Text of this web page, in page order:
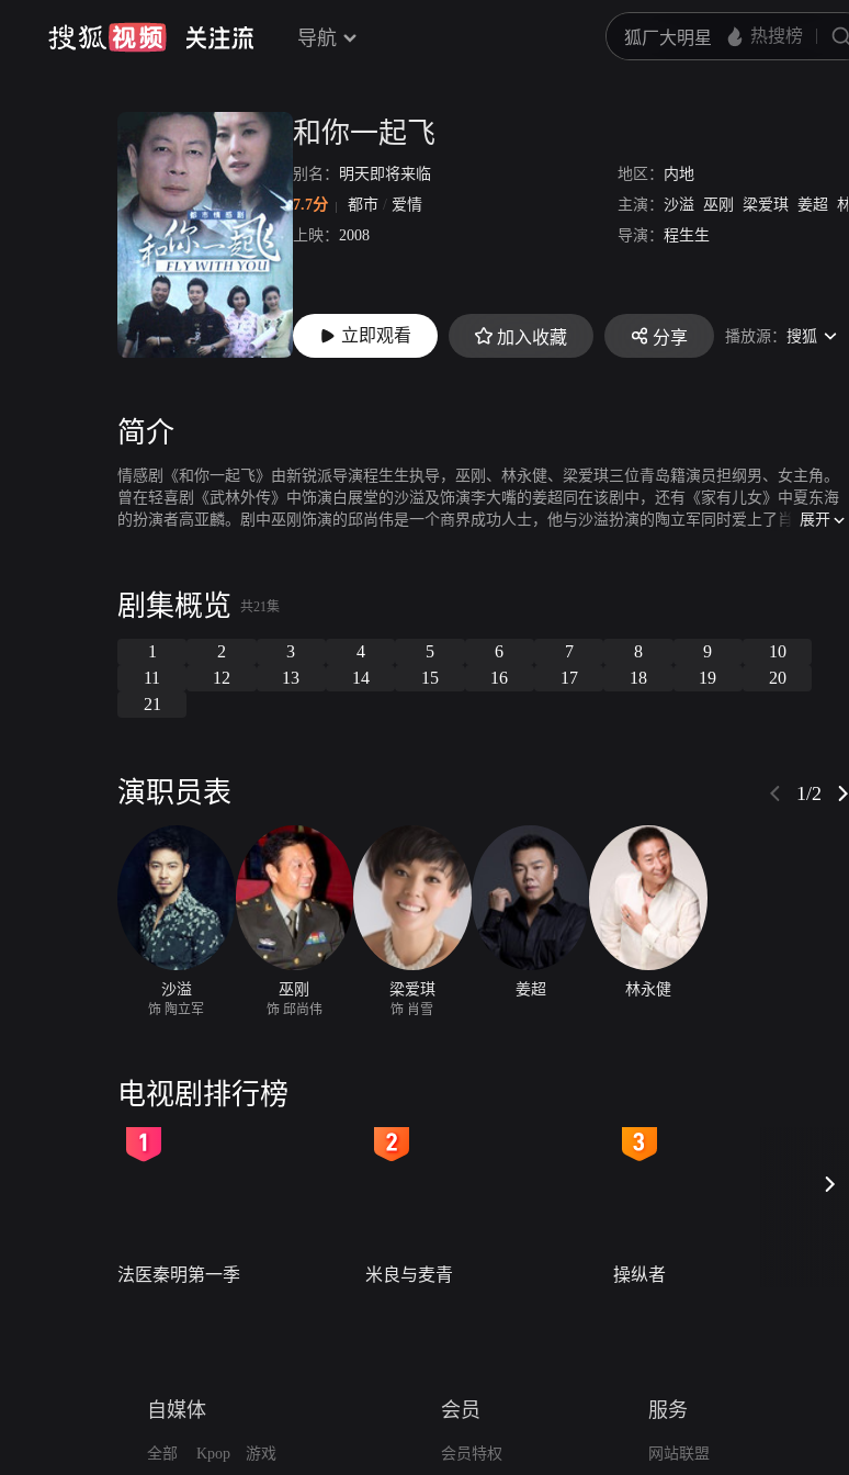
导航
和你一起飞
别名： 明天即将来临 地区： 内地
7.7分
都市 / 爱情 主演： 沙溢 巫刚 梁爱琪 姜超 林永健
上映： 2008 导演： 程生生
立即观看 加入收藏 分享 播放源： 搜狐
简介
情感剧《和你一起飞》由新锐派导演程生生执导，巫刚、林永健、梁爱琪三位青岛籍演员担纲男、女主角。
曾在轻喜剧《武林外传》中饰演白展堂的沙溢及饰演李大嘴的姜超同在该剧中，还有《家有儿女》中夏东海
的扮演者高亚麟。剧中巫刚饰演的邱尚伟是一个商界成功人士，他与沙溢扮演的陶立军同时爱上了肖雪(梁爱
展开
剧集概览 共21集
1 2 3 4 5 6 7 8 9
10
11
12 13 14 15 16 17 18 19
20
21
演职员表 1/2
沙溢
饰 陶立军
巫刚
饰 邱尚伟
梁爱琪
饰 肖雪
姜超 林永健
电视剧排行榜
法医秦明第一季 米良与麦青 操纵者
自媒体
全部 Kpop 游戏
会员
会员特权
服务
网站联盟